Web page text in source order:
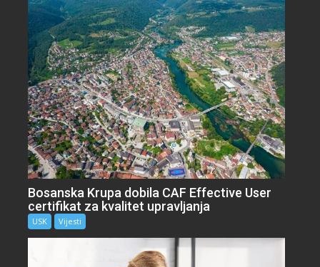
Bosanska Krupa dobila CAF Effective User
certifikat za kvalitet upravljanja
USK Vijesti